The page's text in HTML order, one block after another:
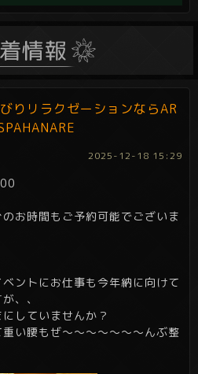
りリラクゼーションならAR
2025-12-18 15:29
お時間もご予約可能でございま
ントにお仕事も今年納に向けて
、、
していませんか？
い腰もぜ～～～～～～～んぶ整